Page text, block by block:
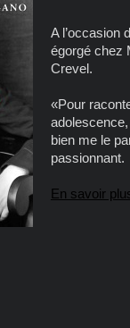
A l’occasion
égorgé chez
Crevel.
«Pour
adolescence,
bien me le
passionnant.
En savoir